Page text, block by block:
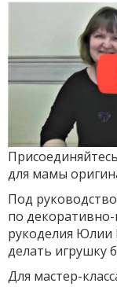
для мамы
Под
по декоративно-
рукоделия
делать игрушку
Для мастер-